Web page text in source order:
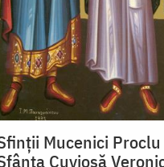
Mucenici
Cuviosă